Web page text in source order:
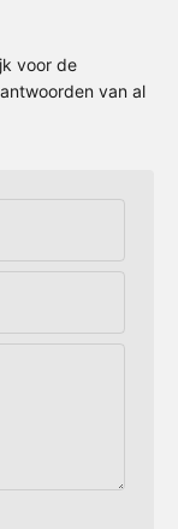
voor de
van al